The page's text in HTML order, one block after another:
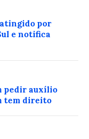
por
e notifica
pedir auxílio
tem direito